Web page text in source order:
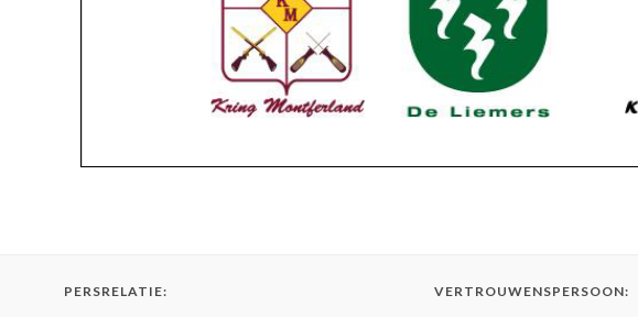
PERSRELATIE: VERTROUWENSPERSOON: